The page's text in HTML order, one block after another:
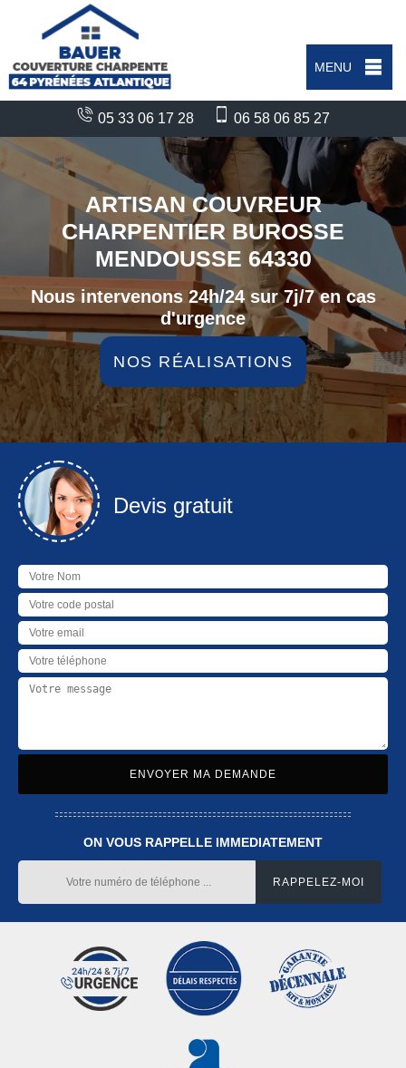
MENU
05 33 06 17 28 06 58 06 85 27
ARTISAN COUVREUR
CHARPENTIER BUROSSE
MENDOUSSE 64330
Nous intervenons 24h/24 sur 7j/7 en cas
d'urgence
NOS RÉALISATIONS
Devis gratuit
ON VOUS RAPPELLE IMMEDIATEMENT